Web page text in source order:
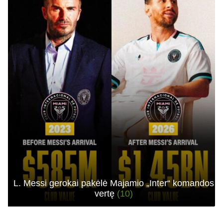
L. Messi gerokai pakėlė Majamio „Inter“ komandos
vertę (10)